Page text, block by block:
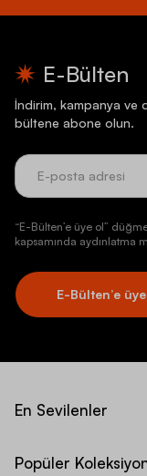
E-Bülten
İndirim, kampanya ve
bültene abone olun.
“E-Bülten’e üye ol”
kapsamında aydınlatma
E-Bülten’e
En Sevilenler
Popüler